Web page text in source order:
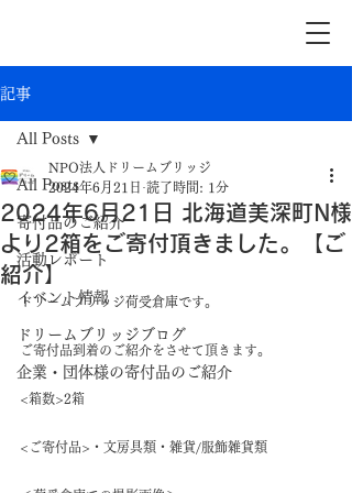
記事
All Posts
寄付品のご紹介
活動レポート
イベント情報
ドリームブリッジブログ
企業・団体様の寄付品のご紹介
All Posts
2024年6月21日 北海道美深町N様
より2箱をご寄付頂きました。【ご
紹介】
NPO法人ドリームブリッジ
2024年6月21日 読了時間: 1分
ドリームブリッジ荷受倉庫です。
ご寄付品到着のご紹介をさせて頂きます。
<箱数>2箱
<ご寄付品>・文房具類・雑貨/服飾雑貨類